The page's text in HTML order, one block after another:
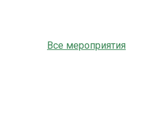
Все мероприятия